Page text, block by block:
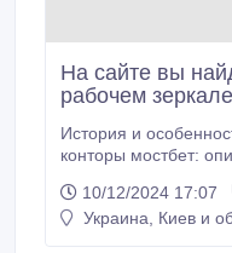
На сайте вы
рабочем
История и
конторы мостбет: описание
вывода средств..
10/12/2024 17:07
Украина, Киев и